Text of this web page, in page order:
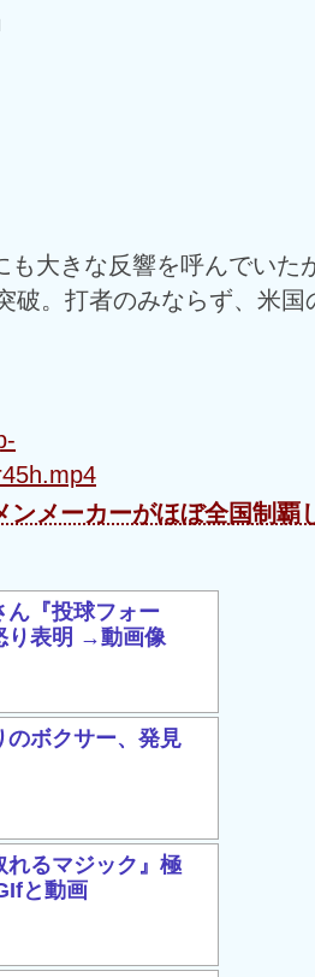
も大きな反響を呼んでいた
破。打者のみならず、米国
メーカーがほぼ全国制覇
ん『投球フォー
り表明 →動画像
のボクサー、発見
れるマジック』極
と動画